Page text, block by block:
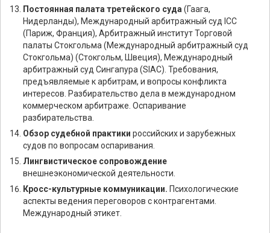
Постоянная палата третейского суда (Гаага,
Нидерланды), Международный арбитражный суд ICC
(Париж, Франция), Арбитражный институт Торговой
палаты Стокгольма (Международный арбитражный суд
Стокгольма) (Стокгольм, Швеция), Международный
арбитражный суд Сингапура (SIAC). Требования,
предъявляемые к арбитрам, и вопросы конфликта
интересов. Разбирательство дела в международном
коммерческом арбитраже. Оспаривание
разбирательства.
Обзор судебной практики российских и зарубежных
судов по вопросам оспаривания.
Лингвистическое сопровождение
внешнеэкономической деятельности.
Кросс-культурные коммуникации. Психологические
аспекты ведения переговоров с контрагентами.
Международный этикет.